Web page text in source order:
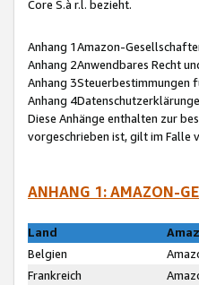
Core S.à r.l. bezieht.
Anhang 1Amazon-
Anhang 2Anwendbares Recht
Anhang 3Steuerbestimmungen
Anhang
Diese Anhänge enthalten zur
vorgeschrieben ist, gilt im Falle
ANHANG 1: AMAZON-
Land
Belgien
Frankreich